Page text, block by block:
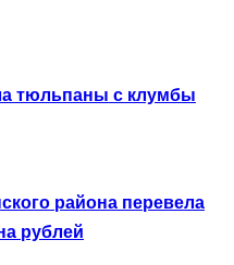
тюльпаны с клумбы
района перевела
рублей